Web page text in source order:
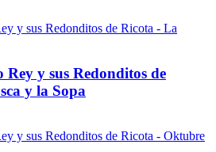
y sus Redonditos de
y la Sopa